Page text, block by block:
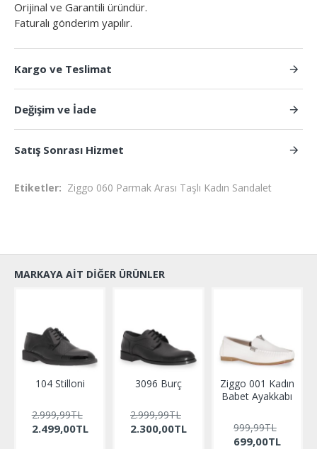
Orijinal ve Garantili üründür.
Faturalı gönderim yapılır.
Kargo ve Teslimat
Değişim ve İade
Satış Sonrası Hizmet
Etiketler: Ziggo 060 Parmak Arası Taşlı Kadın Sandalet
MARKAYA AIT DIĞER ÜRÜNLER
104 Stilloni
2.499,00TL
2.999,99TL
3096 Burç
2.300,00TL
2.999,99TL
Ziggo 001 Kadın
Babet Ayakkabı
699,00TL
999,99TL